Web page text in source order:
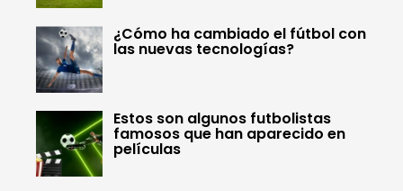
¿Cómo ha cambiado el fútbol con
las nuevas tecnologías?
Estos son algunos futbolistas
famosos que han aparecido en
películas